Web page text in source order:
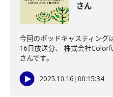
さん
今回のポッドキャスティング
16日放送分、 株式会社
さんです。
2025.10.16 |00:15:34